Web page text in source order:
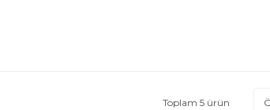
Toplam 5 ürün